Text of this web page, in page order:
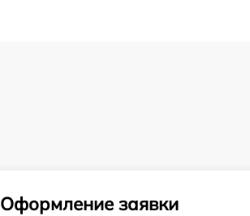
Оформление заявки